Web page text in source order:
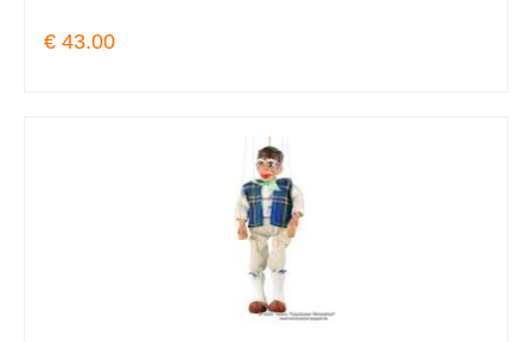
€ 43.00